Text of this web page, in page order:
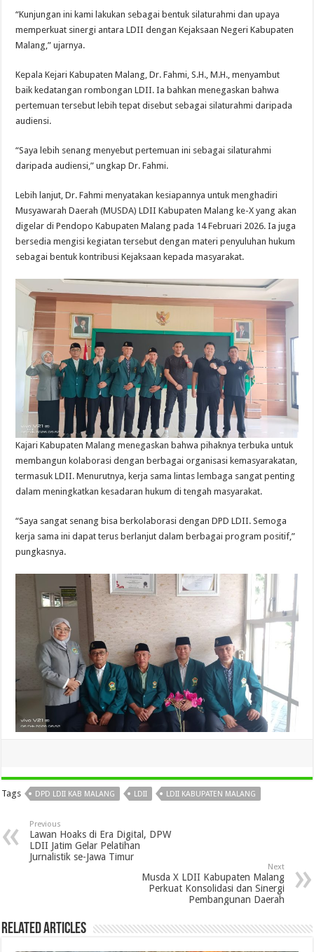
“Kunjungan ini kami lakukan sebagai bentuk silaturahmi dan upaya
memperkuat sinergi antara LDII dengan Kejaksaan Negeri Kabupaten
Malang,” ujarnya.
Kepala Kejari Kabupaten Malang, Dr. Fahmi, S.H., M.H., menyambut
baik kedatangan rombongan LDII. Ia bahkan menegaskan bahwa
pertemuan tersebut lebih tepat disebut sebagai silaturahmi daripada
audiensi.
“Saya lebih senang menyebut pertemuan ini sebagai silaturahmi
daripada audiensi,” ungkap Dr. Fahmi.
Lebih lanjut, Dr. Fahmi menyatakan kesiapannya untuk menghadiri
Musyawarah Daerah (MUSDA) LDII Kabupaten Malang ke-X yang akan
digelar di Pendopo Kabupaten Malang pada 14 Februari 2026. Ia juga
bersedia mengisi kegiatan tersebut dengan materi penyuluhan hukum
sebagai bentuk kontribusi Kejaksaan kepada masyarakat.
Kajari Kabupaten Malang menegaskan bahwa pihaknya terbuka untuk
membangun kolaborasi dengan berbagai organisasi kemasyarakatan,
termasuk LDII. Menurutnya, kerja sama lintas lembaga sangat penting
dalam meningkatkan kesadaran hukum di tengah masyarakat.
“Saya sangat senang bisa berkolaborasi dengan DPD LDII. Semoga
kerja sama ini dapat terus berlanjut dalam berbagai program positif,”
pungkasnya.
Tags DPD LDII KAB MALANG LDII LDII KABUPATEN MALANG
Previous
Lawan Hoaks di Era Digital, DPW
LDII Jatim Gelar Pelatihan
Jurnalistik se-Jawa Timur
Next
Musda X LDII Kabupaten Malang
Perkuat Konsolidasi dan Sinergi
Pembangunan Daerah
Related Articles